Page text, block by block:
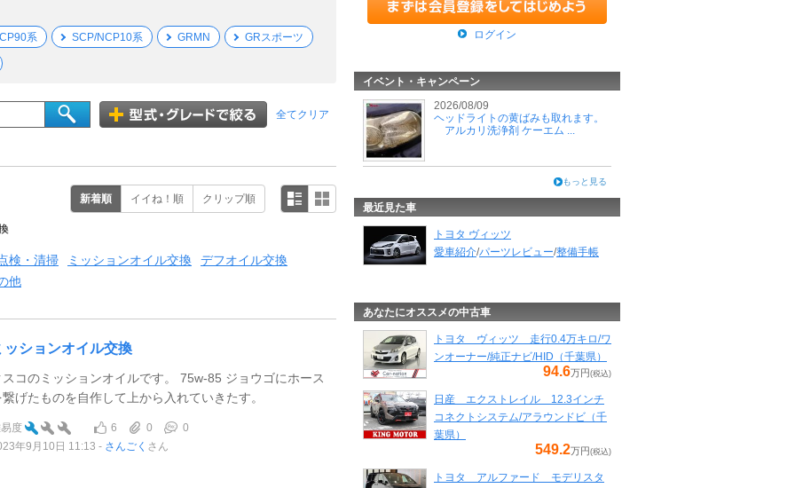
系 SCP/NCP10系 GRMN GRスポーツ
全てクリア
新着順 イイね！順 クリップ順
検・清掃 ミッションオイル交換
デフオイル交換
他
ッションオイル交換
スコのミッションオイルです。 75w-85 ジョウゴにホース
繋げたものを自作して上から入れていきたす。
度 6 0
0
年9月10日 11:13
さんごく さん
ログイン
イベント・キャンペーン
2026/08/09
ヘッドライトの黄ばみも取れます。
アルカリ洗浄剤 ケーエム ...
もっと見る
最近見た車
トヨタ ヴィッツ
愛車紹介/パーツレビュー/整備手帳
あなたにオススメの中古車
トヨタ ヴィッツ 走行0.4万キロ/ワ
ンオーナー/純正ナビ/HID（千葉県）
94.6万円 (税込)
日産 エクストレイル 12.3インチ
コネクトシステム/アラウンドビ（千
葉県）
549.2万円 (税込)
トヨタ アルファード モデリスタ